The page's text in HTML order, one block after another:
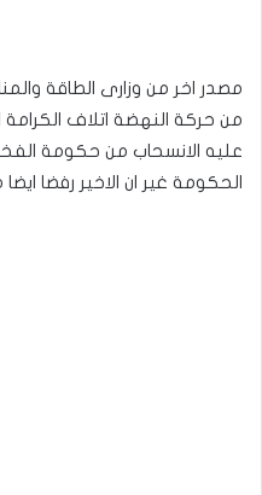
مصدر اخر من وزارى الطاقة
من حركة النهضة اتلاف
عليه الانسحاب من حكومة
الحكومة غير ان الاخير رفضا